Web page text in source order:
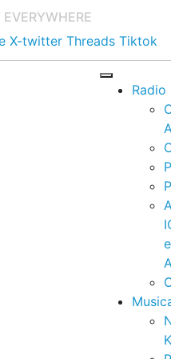
EVERYWHERE
X-twitter Threads Tiktok
Radio
e